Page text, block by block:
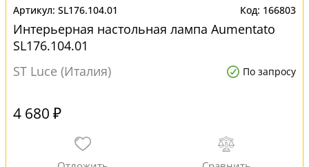
SL176.104.01 166803
Интерьерная настольная лампа Aumentato
SL176.104.01
ST Luce (Италия)
По запросу
4 680 ₽